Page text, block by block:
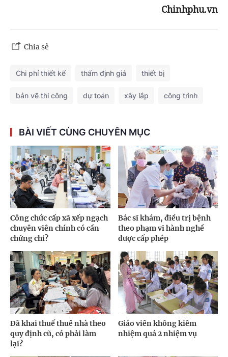
Chinhphu.vn
Chia sẻ
Chi phí thiết kế thẩm định giá thiết bị
bản vẽ thi công dự toán xây lắp công trình
BÀI VIẾT CÙNG CHUYÊN MỤC
Công chức cấp xã xếp ngạch
chuyên viên chính có cần
chứng chỉ?
Bác sĩ khám, điều trị bệnh
theo phạm vi hành nghề
được cấp phép
Đã khai thuế thuê nhà theo
quy định cũ, có phải làm
lại?
Giáo viên không kiêm
nhiệm quá 2 nhiệm vụ